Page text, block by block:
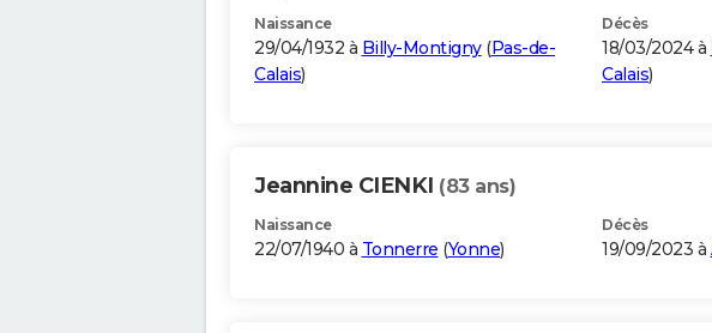
Naissance
29/04/1932 à Billy-Montigny(Pas-de-
Calais)
Décès
18/03/2024 à
Calais)
Jeannine CIENKI (83 ans)
Naissance
22/07/1940 à Tonnerre (Yonne)
Décès
19/09/2023 à